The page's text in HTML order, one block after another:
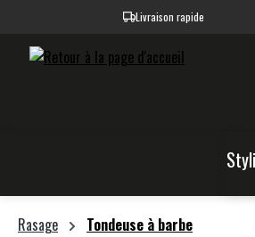
Passer à la navigation
Livraison rapide
Rasage Tondeuse à barbe